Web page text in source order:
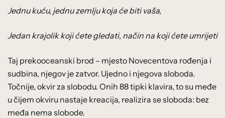
Jednu kuću, jednu zemlju koja će biti vaša,
Jedan krajolik koji ćete gledati, način na koji ćete umrijeti
Taj prekooceanski brod – mjesto Novecentova rođenja i
sudbina, njegov je zatvor. Ujedno i njegova sloboda.
Točnije, okvir za slobodu. Onih 88 tipki klavira, to su međe
u čijem okviru nastaje kreacija, realizira se sloboda: bez
međa nema slobode.